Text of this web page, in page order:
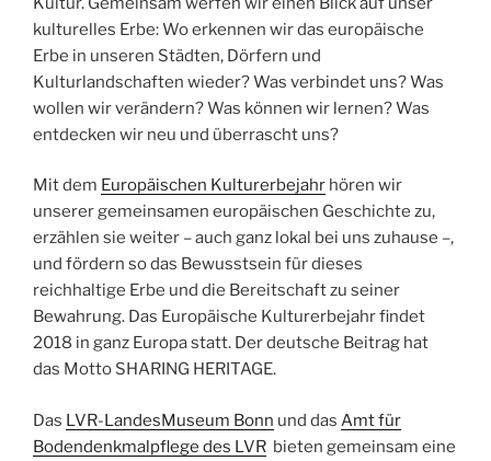
kulturelles Erbe: Wo erkennen wir das europäische
Erbe in unseren Städten, Dörfern und
Kulturlandschaften wieder? Was verbindet uns? Was
wollen wir verändern? Was können wir lernen? Was
entdecken wir neu und überrascht uns?
Mit dem Europäischen Kulturerbejahr hören wir
unserer gemeinsamen europäischen Geschichte zu,
erzählen sie weiter – auch ganz lokal bei uns zuhause –,
und fördern so das Bewusstsein für dieses
reichhaltige Erbe und die Bereitschaft zu seiner
Bewahrung. Das Europäische Kulturerbejahr findet
2018 in ganz Europa statt. Der deutsche Beitrag hat
das Motto SHARING HERITAGE.
Das LVR-LandesMuseum Bonn und das Amt für
Bodendenkmalpflege des LVR bieten gemeinsam eine